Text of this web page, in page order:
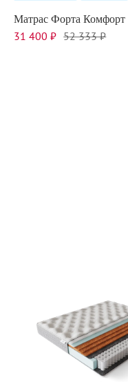
Матрас Форта Комфорт
31 400 ₽ 52 333 ₽